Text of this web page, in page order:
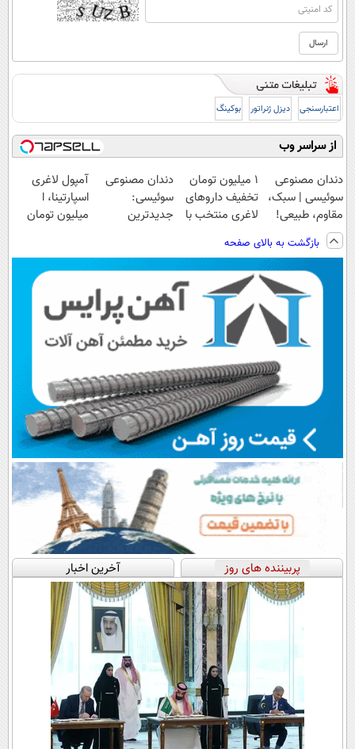
اعتبارسنجی دیزل ژنراتور بوکینگ
از سراسر وب
دندان مصنوعی
سوئیسی | سبک،
مقاوم، طبیعی!
ویزیت
رایگان+پرداخت
اقساطی😍
۱ میلیون تومان
تخفیف داروهای
لاغری منتخب با
داروخانه نزدیکت
دندان مصنوعی
سوئیسی:
جدیدترین
پرداخت قسطی
آمپول لاغری
اسپارتینا، ا
میلیون تومان
بازگشت به بالای صفحه
پربیننده های روز آخرین اخبار